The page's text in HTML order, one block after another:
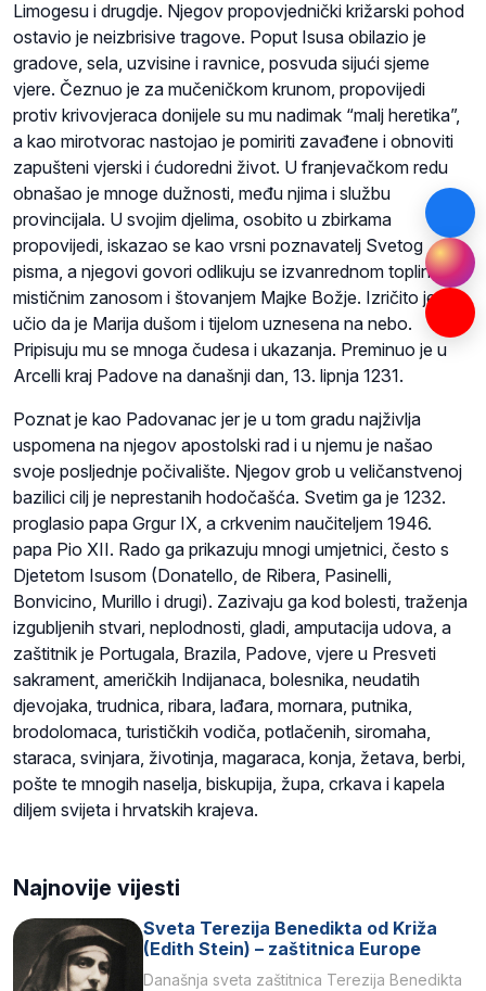
Limogesu i drugdje. Njegov propovjednički križarski pohod
ostavio je neizbrisive tragove. Poput Isusa obilazio je
gradove, sela, uzvisine i ravnice, posvuda sijući sjeme
vjere. Čeznuo je za mučeničkom krunom, propovijedi
protiv krivovjeraca donijele su mu nadimak “malj heretika”,
a kao mirotvorac nastojao je pomiriti zavađene i obnoviti
zapušteni vjerski i ćudoredni život. U franjevačkom redu
obnašao je mnoge dužnosti, među njima i službu
provincijala. U svojim djelima, osobito u zbirkama
propovijedi, iskazao se kao vrsni poznavatelj Svetog
pisma, a njegovi govori odlikuju se izvanrednom toplinom,
mističnim zanosom i štovanjem Majke Božje. Izričito je
učio da je Marija dušom i tijelom uznesena na nebo.
Pripisuju mu se mnoga čudesa i ukazanja. Preminuo je u
Arcelli kraj Padove na današnji dan, 13. lipnja 1231.
Poznat je kao Padovanac jer je u tom gradu najživlja
uspomena na njegov apostolski rad i u njemu je našao
svoje posljednje počivalište. Njegov grob u veličanstvenoj
bazilici cilj je neprestanih hodočašća. Svetim ga je 1232.
proglasio papa Grgur IX, a crkvenim naučiteljem 1946.
papa Pio XII. Rado ga prikazuju mnogi umjetnici, često s
Djetetom Isusom (Donatello, de Ribera, Pasinelli,
Bonvicino, Murillo i drugi). Zazivaju ga kod bolesti, traženja
izgubljenih stvari, neplodnosti, gladi, amputacija udova, a
zaštitnik je Portugala, Brazila, Padove, vjere u Presveti
sakrament, američkih Indijanaca, bolesnika, neudatih
djevojaka, trudnica, ribara, lađara, mornara, putnika,
brodolomaca, turističkih vodiča, potlačenih, siromaha,
staraca, svinjara, životinja, magaraca, konja, žetava, berbi,
pošte te mnogih naselja, biskupija, župa, crkava i kapela
diljem svijeta i hrvatskih krajeva.
Najnovije vijesti
Sveta Terezija Benedikta od Križa
(Edith Stein) – zaštitnica Europe
Današnja sveta zaštitnica Terezija Benedikta